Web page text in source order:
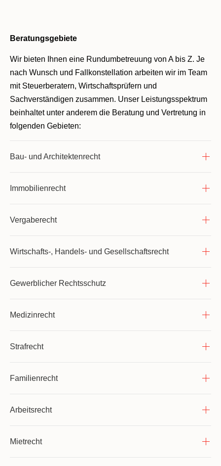
Beratungsgebiete
Wir bieten Ihnen eine Rundumbetreuung von A bis Z. Je
nach Wunsch und Fallkonstellation arbeiten wir im Team
mit Steuerberatern, Wirtschaftsprüfern und
Sachverständigen zusammen. Unser Leistungsspektrum
beinhaltet unter anderem die Beratung und Vertretung in
folgenden Gebieten:
Bau- und Architektenrecht
Immobilienrecht
Vergaberecht
Wirtschafts-, Handels- und Gesellschaftsrecht
Gewerblicher Rechtsschutz
Medizinrecht
Strafrecht
Familienrecht
Arbeitsrecht
Mietrecht